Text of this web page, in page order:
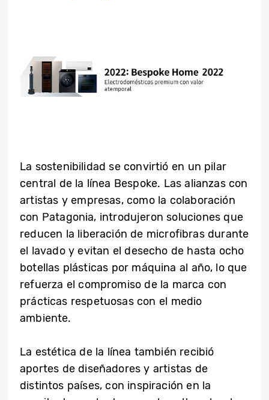
La sostenibilidad se convirtió en un pilar
central de la línea Bespoke. Las alianzas con
artistas y empresas, como la colaboración
con Patagonia, introdujeron soluciones que
reducen la liberación de microfibras durante
el lavado y evitan el desecho de hasta ocho
botellas plásticas por máquina al año, lo que
refuerza el compromiso de la marca con
prácticas respetuosas con el medio
ambiente.
La estética de la línea también recibió
aportes de diseñadores y artistas de
distintos países, con inspiración en la